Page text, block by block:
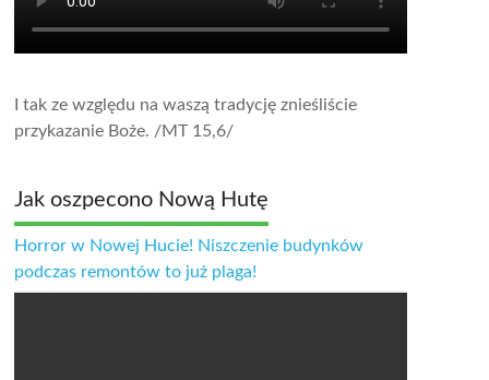
I tak ze względu na waszą tradycję znieśliście
przykazanie Boże. /MT 15,6/
Jak oszpecono Nową Hutę
Horror w Nowej Hucie! Niszczenie budynków
podczas remontów to już plaga!